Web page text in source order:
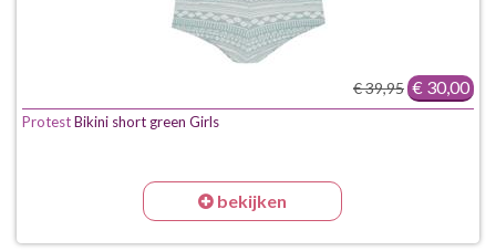
€ 39,95 € 30,00
ProtestBikini short green Girls
bekijken